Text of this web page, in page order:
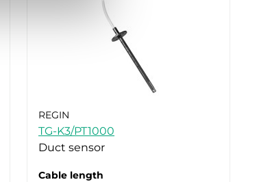
REGIN
TG-K3/PT1000
Duct sensor
Cable length